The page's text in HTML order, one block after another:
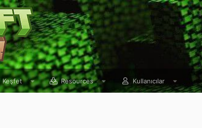
Keşfet Resources Kullanıcılar